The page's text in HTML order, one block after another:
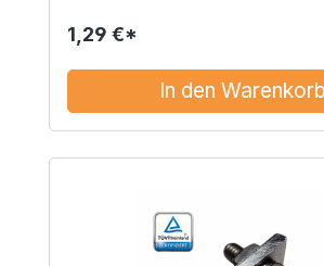
1,29 €*
In den Warenkorb